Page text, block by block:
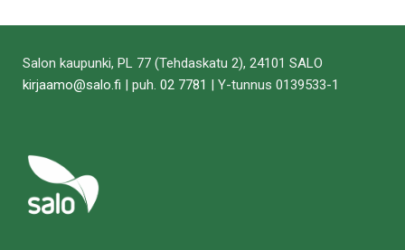
Salon kaupunki, PL 77 (Tehdaskatu 2), 24101 SALO
kirjaamo@salo.fi | puh. 02 7781 | Y-tunnus 0139533-1